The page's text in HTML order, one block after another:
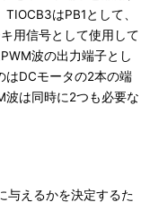
はPB1として、
用信号として使用して
波の出力端子とし
はDCモータの2本の端
波は同時に2つも必要な
与えるかを決定するた